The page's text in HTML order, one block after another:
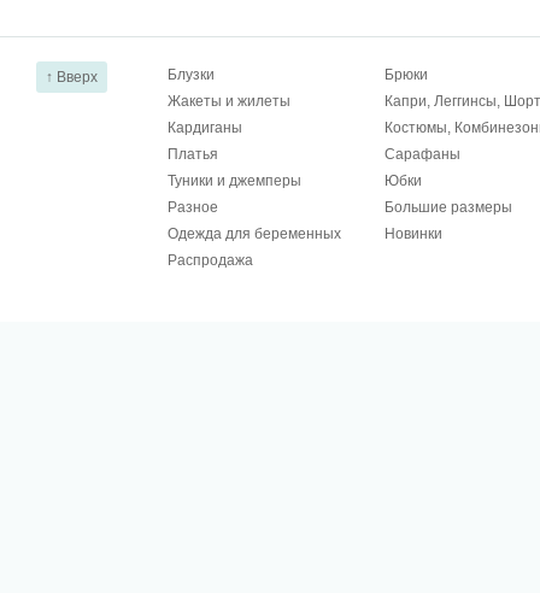
↑ Вверх Блузки
Брюки
Жакеты и жилеты
Капри, Леггинсы,
Кардиганы
Костюмы,
Платья
Сарафаны
Туники и джемперы
Юбки
Разное
Большие размеры
Одежда для беременных
Новинки
Распродажа